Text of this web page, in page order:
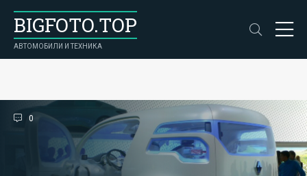
BIGFOTO.TOP
АВТОМОБИЛИ И ТЕХНИКА
0